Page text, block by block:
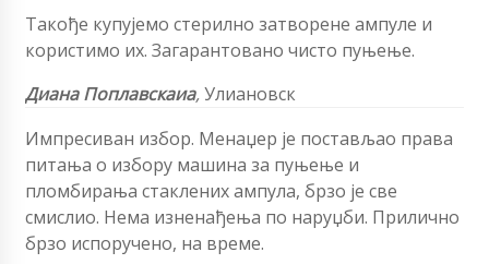
Такође купујемо стерилно затворене ампуле и
користимо их. Загарантовано чисто пуњење.
Диана Поплавскаиа,Улиановск
Импресиван избор. Менаџер је постављао права
питања о избору машина за пуњење и
пломбирања стаклених ампула, брзо је све
смислио. Нема изненађења по наруџби. Прилично
брзо испоручено, на време.